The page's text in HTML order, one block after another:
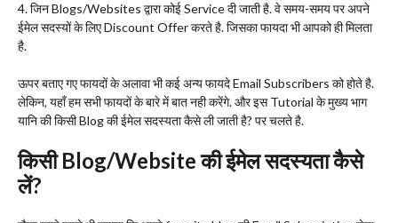
4. जिन Blogs/Websites द्वारा कोई Service दी जाती है. वे समय-समय पर अपने
ईमेल सदस्यों के लिए Discount Offer करते है. जिसका फायदा भी आपको ही मिलता
है.
ऊपर बताए गए फायदों के अलावा भी कई अन्य फायदे Email Subscribers को होते है.
लेकिन, यहाँ हम सभी फायदों के बारे में बात नही करेंगे. और इस Tutorial के मुख्य भाग
यानि की किसी Blog की ईमेल सदस्यता कैसे ली जाती है? पर चलते है.
किसी Blog/Website की ईमेल सदस्यता कैसे
लें?